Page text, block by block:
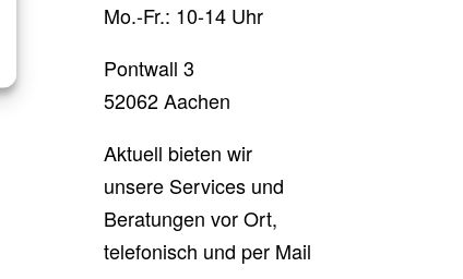
Mo.-Fr.: 10-14 Uhr
Pontwall 3
52062 Aachen
Aktuell bieten wir
unsere Services und
Beratungen vor Ort,
telefonisch und per Mail